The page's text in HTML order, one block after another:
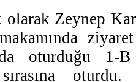
olarak Zeynep
oturduğu 1-
oturdu.